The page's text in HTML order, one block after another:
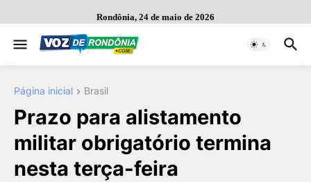
Rondônia, 24 de maio de 2026
Página inicial Brasil
Prazo para alistamento
militar obrigatório termina
nesta terça-feira